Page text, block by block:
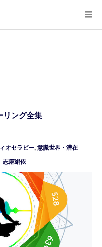
リング全集
オセラピー, 意識世界・潜在
志麻絹依